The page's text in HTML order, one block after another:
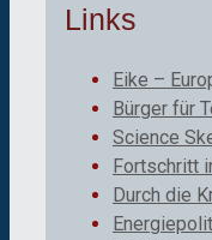
Links
Eike –
Bürger für
Science
Fortschritt
Durch die